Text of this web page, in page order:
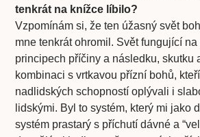
tenkrát na knížce líbilo?
Vzpomínám si, že ten úžasný svět
mne tenkrát ohromil. Svět fungující
principech příčiny a následku, skutku
kombinaci s vrtkavou přízní bohů,
nadlidských schopností oplývali i
lidskými. Byl to systém, který mi jako
systém prastarý s příchutí dávné a